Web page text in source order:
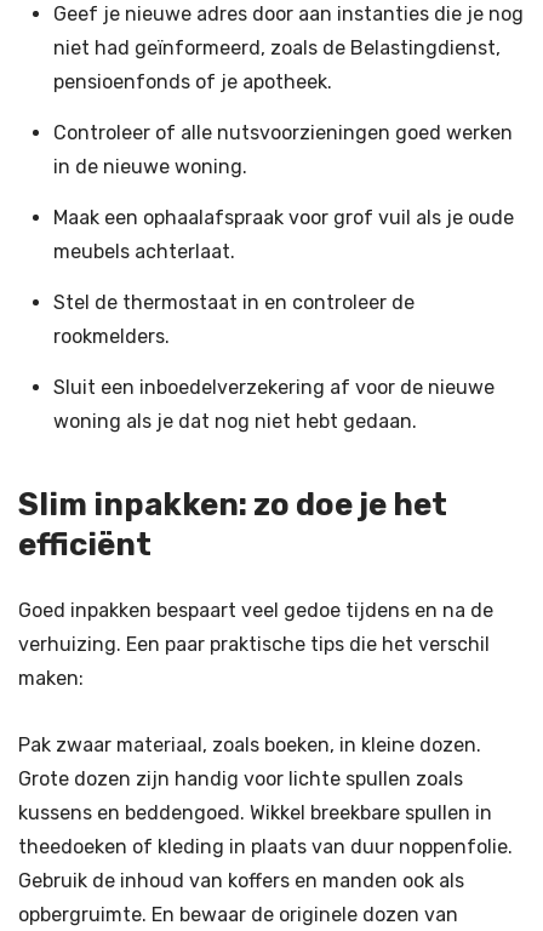
Geef je nieuwe adres door aan instanties die je nog
niet had geïnformeerd, zoals de Belastingdienst,
pensioenfonds of je apotheek.
Controleer of alle nutsvoorzieningen goed werken
in de nieuwe woning.
Maak een ophaalafspraak voor grof vuil als je oude
meubels achterlaat.
Stel de thermostaat in en controleer de
rookmelders.
Sluit een inboedelverzekering af voor de nieuwe
woning als je dat nog niet hebt gedaan.
Slim inpakken: zo doe je het
efficiënt
Goed inpakken bespaart veel gedoe tijdens en na de
verhuizing. Een paar praktische tips die het verschil
maken:
Pak zwaar materiaal, zoals boeken, in kleine dozen.
Grote dozen zijn handig voor lichte spullen zoals
kussens en beddengoed. Wikkel breekbare spullen in
theedoeken of kleding in plaats van duur noppenfolie.
Gebruik de inhoud van koffers en manden ook als
opbergruimte. En bewaar de originele dozen van